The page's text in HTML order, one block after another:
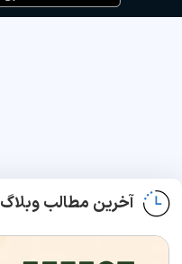
آخرین مطالب وبلاگ